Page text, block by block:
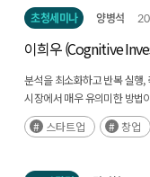
economic and social value.
competitions, short-term
specialized support for new
by integrating
Notably, these education-
entrepreneurial capabilities
초청세미나 양병석
이희우 (Cognitive
이해와 Case Study
분석을 최소화하고 반복 실행
시장에서 매우 유의미한 방법
스타트업
창업